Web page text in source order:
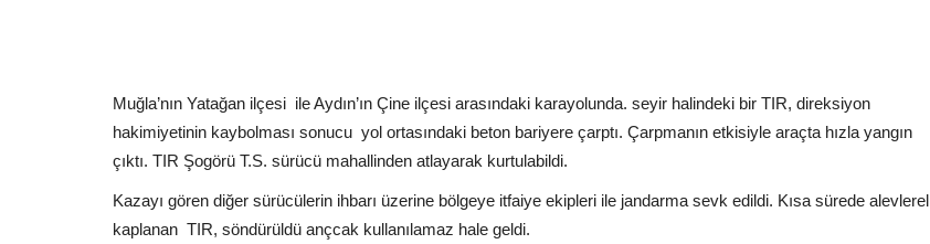
Muğla’nın Yatağan ilçesi ile Aydın’ın Çine ilçesi arasındaki karayolunda. seyir halindeki bir TIR, direksiyon
hakimiyetinin kaybolması sonucu yol ortasındaki beton bariyere çarptı. Çarpmanın etkisiyle araçta hızla yangın
çıktı. TIR Şogörü T.S. sürücü mahallinden atlayarak kurtulabildi.
Kazayı gören diğer sürücülerin ihbarı üzerine bölgeye itfaiye ekipleri ile jandarma sevk edildi. Kısa sürede alevlerel
kaplanan TIR, söndürüldü ançcak kullanılamaz hale geldi.